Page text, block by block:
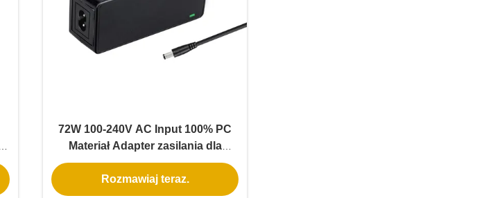
72W 100-240V AC Input 100% PC
Materiał Adapter zasilania dla
RGBW światła LED
Rozmawiaj teraz.